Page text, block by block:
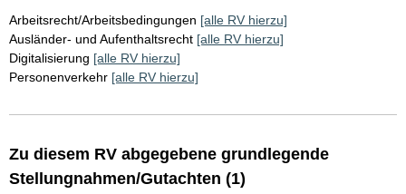
Arbeitsrecht/Arbeitsbedingungen [alle RV hierzu]
Ausländer- und Aufenthaltsrecht [alle RV hierzu]
Digitalisierung [alle RV hierzu]
Personenverkehr [alle RV hierzu]
Zu diesem RV abgegebene grundlegende
Stellungnahmen/Gutachten (1)